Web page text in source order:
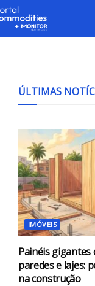
ÚLTIMAS
IMÓVEIS
Painéis
paredes e lajes:
na construção